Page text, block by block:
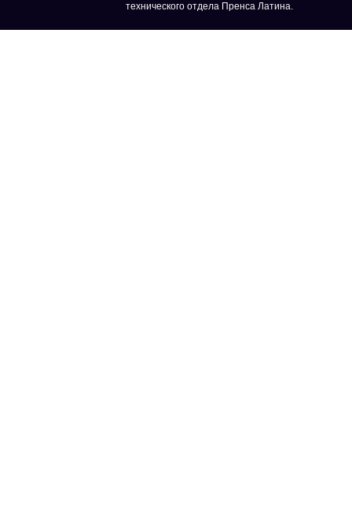
технического отдела Пренса Латина.